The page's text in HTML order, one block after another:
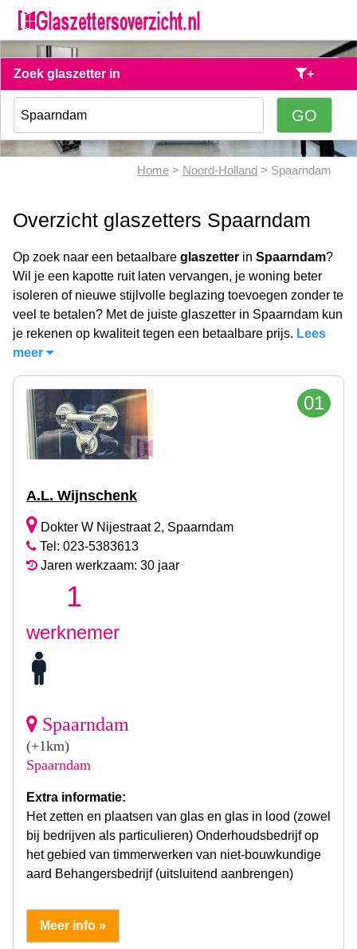
Zoek glaszetter in +
Home > Noord-Holland > Spaarndam
Overzicht glaszetters Spaarndam
Op zoek naar een betaalbare glaszetter in Spaarndam?
Wil je een kapotte ruit laten vervangen, je woning beter
isoleren of nieuwe stijlvolle beglazing toevoegen zonder te
veel te betalen? Met de juiste glaszetter in Spaarndam kun
je rekenen op kwaliteit tegen een betaalbare prijs. Lees
meer
01
A.L. Wijnschenk
Dokter W Nijestraat 2, Spaarndam
Tel: 023-5383613
Jaren werkzaam: 30 jaar
1
werknemer
Spaarndam
(+1km)
Spaarndam
Extra informatie:
Het zetten en plaatsen van glas en glas in lood (zowel
bij bedrijven als particulieren) Onderhoudsbedrijf op
het gebied van timmerwerken van niet-bouwkundige
aard Behangersbedrijf (uitsluitend aanbrengen)
Meer info »